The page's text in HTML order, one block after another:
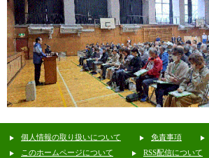
個人情報の取り扱いについて 免責事項
このホームページについて
RSS配信について